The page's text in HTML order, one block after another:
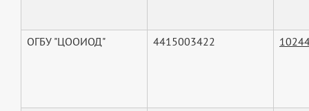
ОГБУ "ЦООИОД" 4415003422